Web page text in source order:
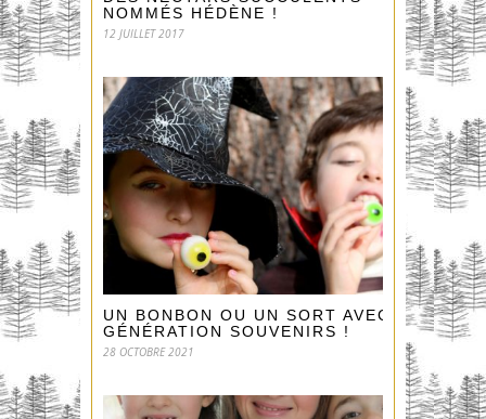
NOMMÉS HÉDÈNE !
12 JUILLET 2017
UN BONBON OU UN SORT AVEC
GÉNÉRATION SOUVENIRS !
28 OCTOBRE 2021